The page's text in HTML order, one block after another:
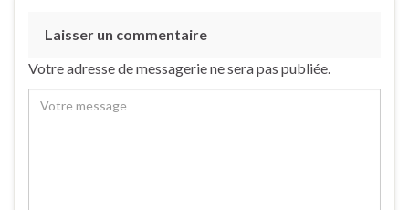
Laisser un commentaire
Votre adresse de messagerie ne sera pas publiée.